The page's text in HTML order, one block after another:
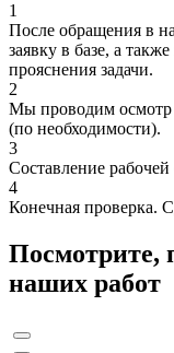
1
После обращения в
заявку в базе, а
прояснения задачи.
2
Мы проводим осмотр
(по необходимости).
3
Составление
4
Конечная проверка.
Посмотрите,
наших работ